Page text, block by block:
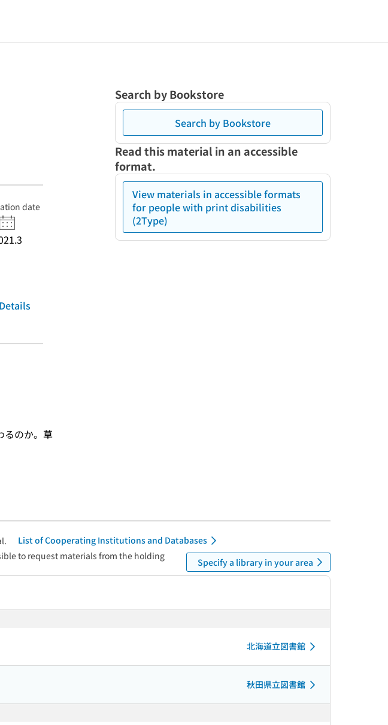
date
るのか。草
Search by Bookstore
Search by Bookstore
Read this material in an accessible
format.
View materials in accessible formats
for people with print disabilities
(2Type)
List of Cooperating Institutions and Databases
to request materials from the holding
Specify a library in your area
北海道立図書館
秋田県立図書館